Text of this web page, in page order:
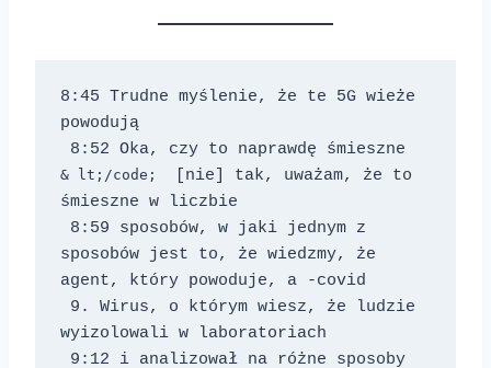
8:45 Trudne myślenie, że te 5G wieże
powodują
& lt;/code;
[nie] tak, uważam, że to
śmieszne w liczbie
sposobów jest to, że wiedzmy, że
agent, który powoduje, a -covid
wyizolowali w laboratoriach